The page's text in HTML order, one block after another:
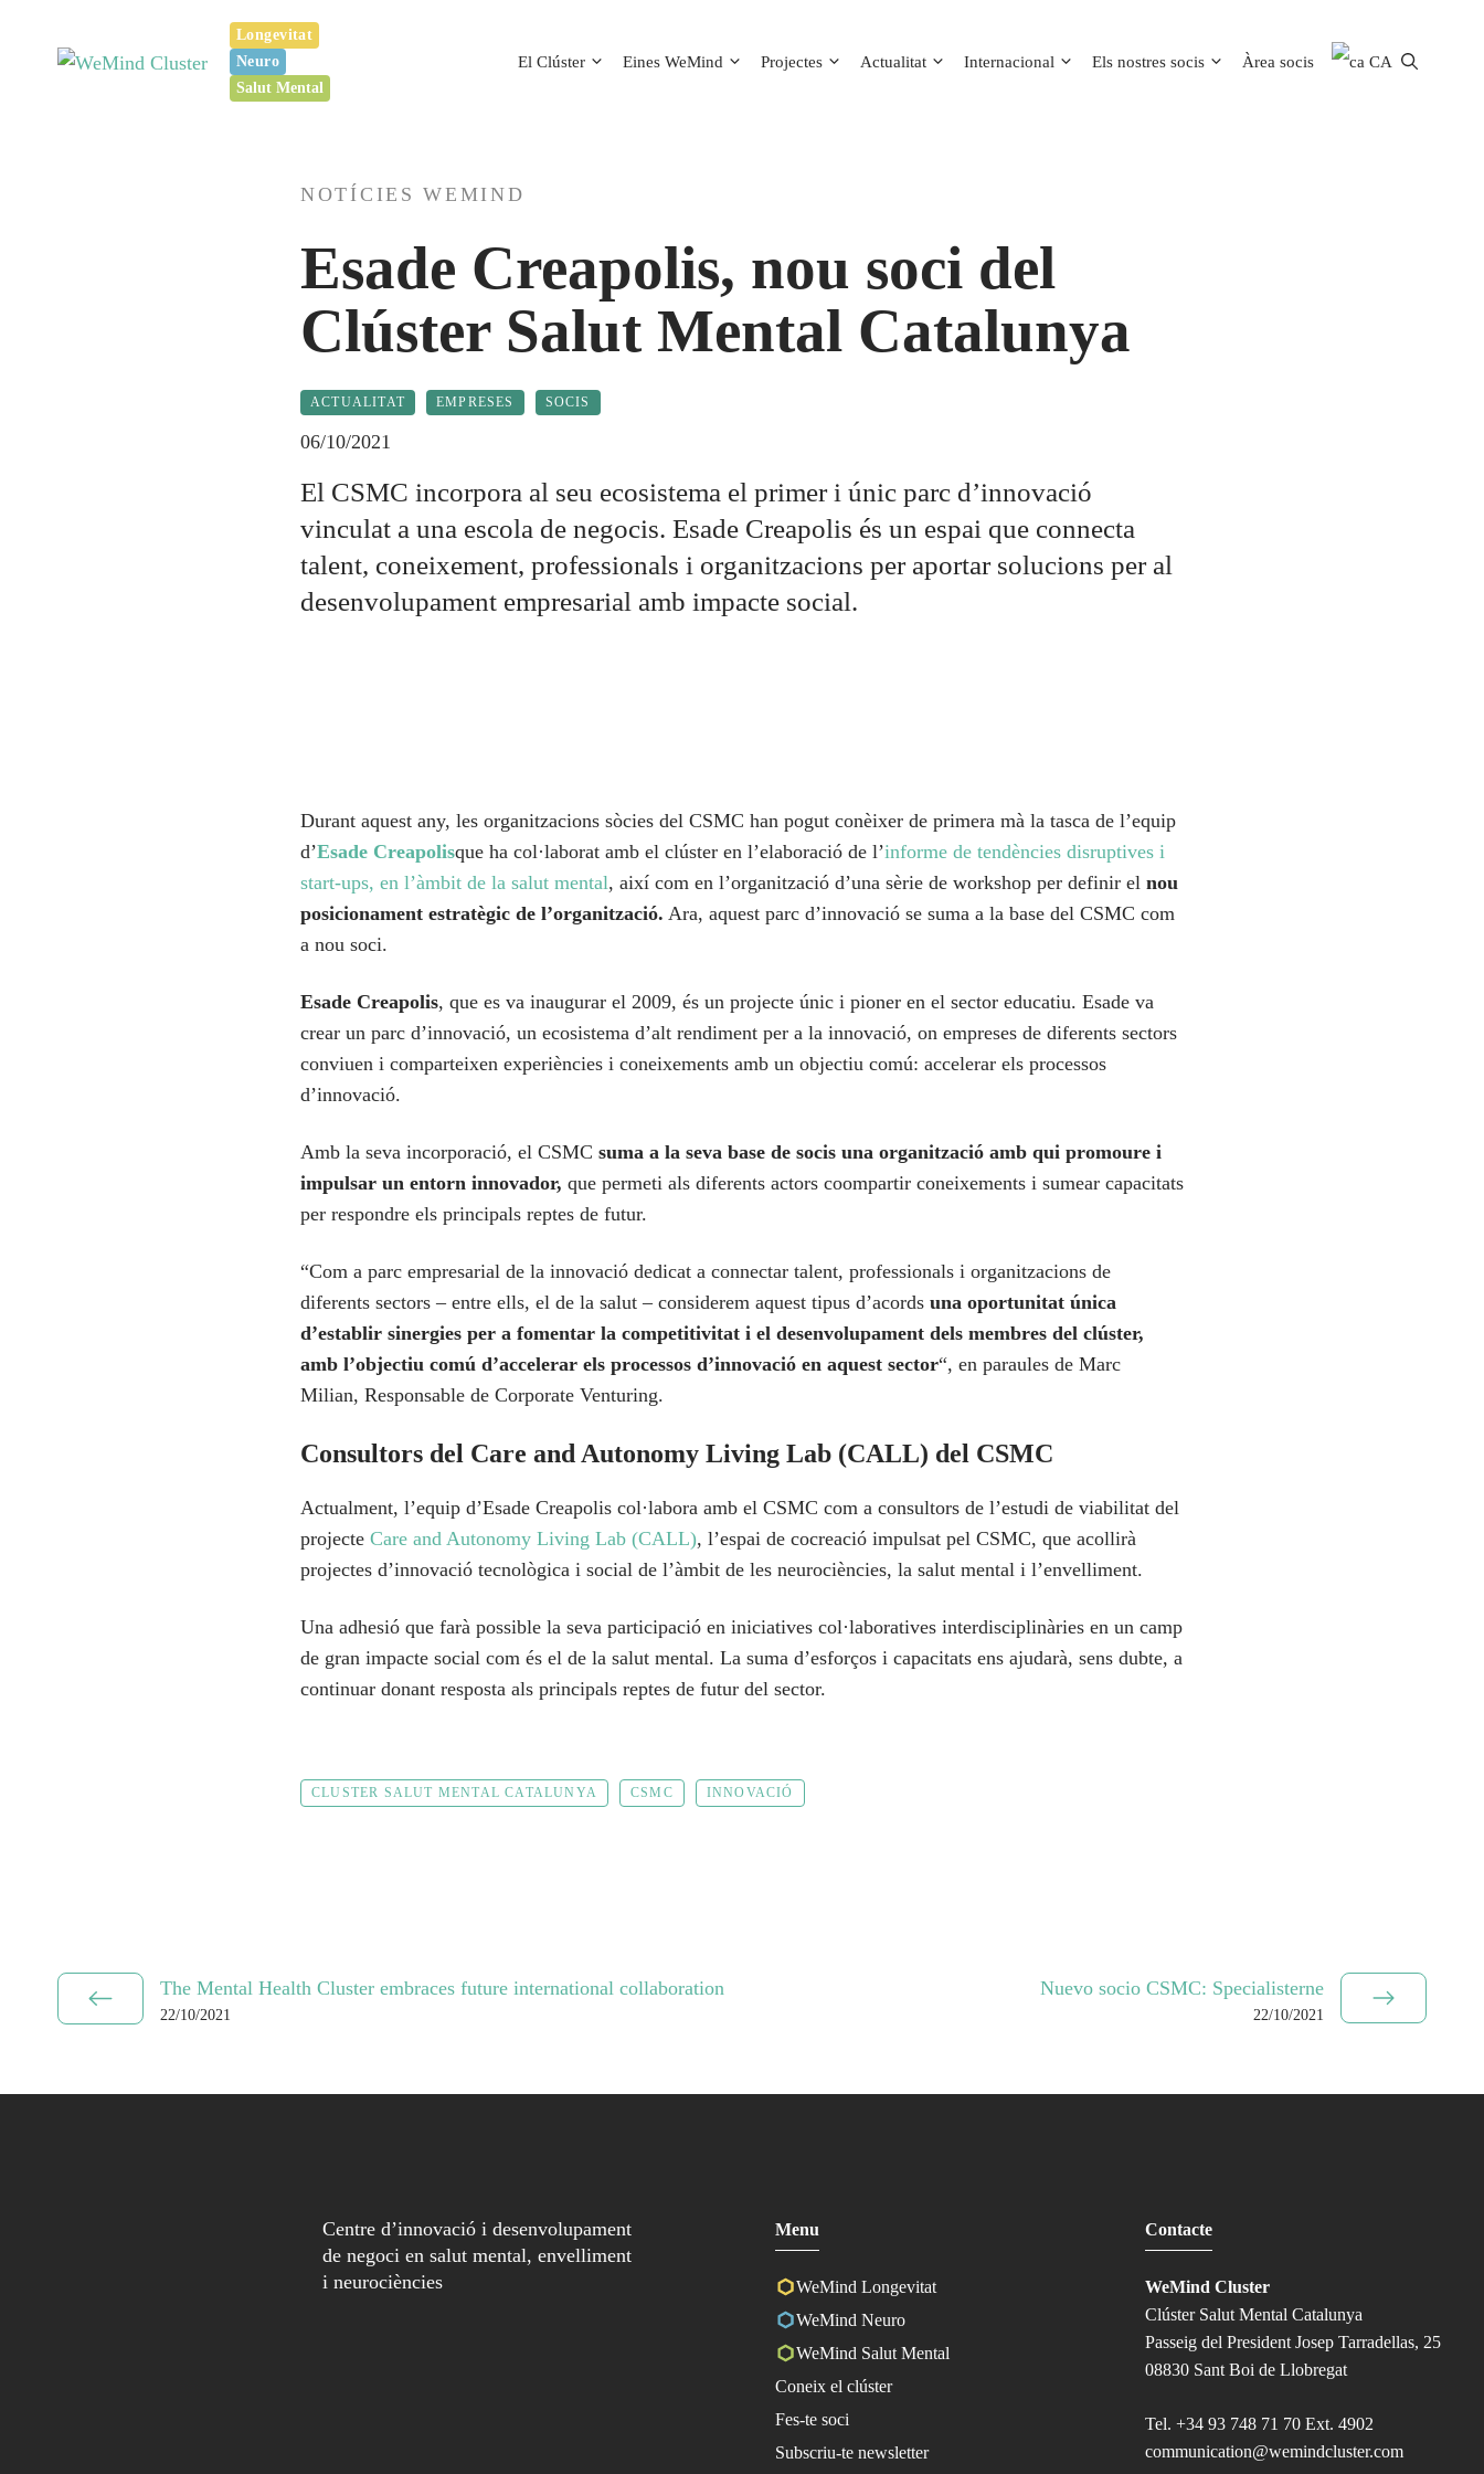
Longevitat
Neuro
Salut Mental
El Clúster Eines WeMind Projectes Actualitat Internacional Els nostres socis Àrea socis CA
NOTÍCIES WEMIND
Esade Creapolis, nou soci del
Clúster Salut Mental Catalunya
ACTUALITAT EMPRESES SOCIS
06/10/2021
El CSMC incorpora al seu ecosistema el primer i únic parc d’innovació
vinculat a una escola de negocis. Esade Creapolis és un espai que connecta
talent, coneixement, professionals i organitzacions per aportar solucions per al
desenvolupament empresarial amb impacte social.
Durant aquest any, les organitzacions sòcies del CSMC han pogut conèixer de primera mà la tasca de l’equip
d’Esade Creapolisque ha col·laborat amb el clúster en l’elaboració de l’informe de tendències disruptives i
start-ups, en l’àmbit de la salut mental, així com en l’organització d’una sèrie de workshop per definir el nou
posicionament estratègic de l’organització. Ara, aquest parc d’innovació se suma a la base del CSMC com
a nou soci.
Esade Creapolis, que es va inaugurar el 2009, és un projecte únic i pioner en el sector educatiu. Esade va
crear un parc d’innovació, un ecosistema d’alt rendiment per a la innovació, on empreses de diferents sectors
conviuen i comparteixen experiències i coneixements amb un objectiu comú: accelerar els processos
d’innovació.
Amb la seva incorporació, el CSMC suma a la seva base de socis una organització amb qui promoure i
impulsar un entorn innovador, que permeti als diferents actors coompartir coneixements i sumear capacitats
per respondre els principals reptes de futur.
“Com a parc empresarial de la innovació dedicat a connectar talent, professionals i organitzacions de
diferents sectors – entre ells, el de la salut – considerem aquest tipus d’acords una oportunitat única
d’establir sinergies per a fomentar la competitivitat i el desenvolupament dels membres del clúster,
amb l’objectiu comú d’accelerar els processos d’innovació en aquest sector“, en paraules de Marc
Milian, Responsable de Corporate Venturing.
Consultors del Care and Autonomy Living Lab (CALL) del CSMC
Actualment, l’equip d’Esade Creapolis col·labora amb el CSMC com a consultors de l’estudi de viabilitat del
projecte Care and Autonomy Living Lab (CALL), l’espai de cocreació impulsat pel CSMC, que acollirà
projectes d’innovació tecnològica i social de l’àmbit de les neurociències, la salut mental i l’envelliment.
Una adhesió que farà possible la seva participació en iniciatives col·laboratives interdisciplinàries en un camp
de gran impacte social com és el de la salut mental. La suma d’esforços i capacitats ens ajudarà, sens dubte, a
continuar donant resposta als principals reptes de futur del sector.
CLUSTER SALUT MENTAL CATALUNYA CSMC INNOVACIÓ
The Mental Health Cluster embraces future international collaboration
22/10/2021
Nuevo socio CSMC: Specialisterne
22/10/2021
Centre d’innovació i desenvolupament
de negoci en salut mental, envelliment
i neurociències
Menu
WeMind Longevitat
WeMind Neuro
WeMind Salut Mental
Coneix el clúster
Fes-te soci
Subscriu-te newsletter
Contacte
WeMind Cluster
Clúster Salut Mental Catalunya
Passeig del President Josep Tarradellas, 25
08830 Sant Boi de Llobregat
Tel. +34 93 748 71 70 Ext. 4902
communication@wemindcluster.com